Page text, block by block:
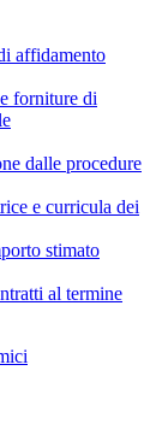
affidamento
forniture di
dalle procedure
e curricula dei
stimato
al termine